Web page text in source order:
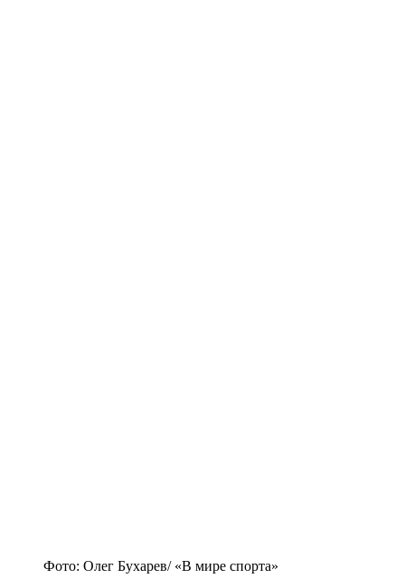
Фото: Олег Бухарев/ «В мире спорта»